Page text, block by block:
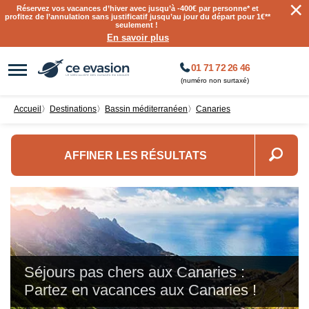
Réservez vos vacances d’hiver avec jusqu’à-400€ par personne* et
profitez de l’annulation sans justificatif jusqu’au jour du départ pour 1€**
seulement !
En savoir plus
×
01 71 72 26 46
(numéro non surtaxé)
Accueil 〉 destinations〉 Bassin méditerranéen 〉 Canaries
AFFINER LES RÉSULTATS
Séjours pas chers aux Canaries :
Partez en vacances aux Canaries !